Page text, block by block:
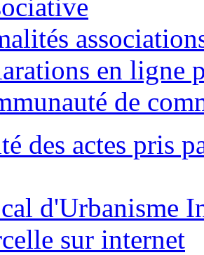
en ligne
de
des actes pris
d'Urbanisme
sur internet